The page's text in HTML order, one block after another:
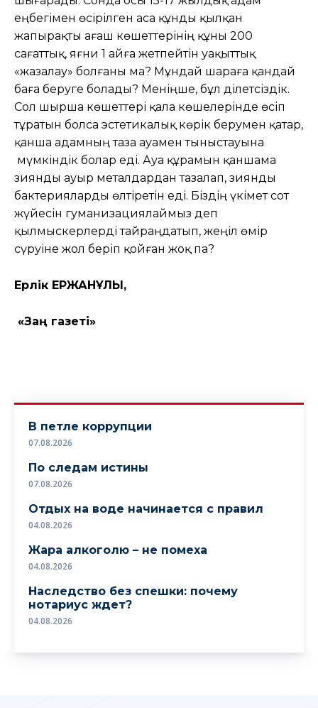
еңбегімен өсірілген аса құнды қылқан
жапырақты ағаш көшеттерінің құны 200
сағаттық, яғни 1 айға жетпейтін уақыттық
«жазалау» болғаны ма? Мұндай шараға қандай
баға беруге болады? Меніңше, бұл әділетсіздік.
Сол шырша көшеттері қала көшелерінде өсіп
тұратын болса эстетикалық көрік берумен қатар,
қанша адамның таза ауамен тыныстауына
мүмкіндік болар еді. Ауа құрамын қаншама
зиянды ауыр металдардан тазалап, зиянды
бактерияларды өлтіретін еді. Біздің үкімет сот
жүйесін гуманизациялаймыз деп
қылмыскерлерді тайраңдатып, жеңіл өмір
сүруіне жол беріп қойған жоқ па?
Ерлік ЕРЖАНҰЛЫ,
«Заң газеті»
В петле коррупции
07.08.2026
По следам истины
07.08.2026
Отдых на воде начинается с правил
04.08.2026
Жара алкоголю – не помеха
04.08.2026
Наследство без спешки: почему
нотариус ждет?
04.08.2026